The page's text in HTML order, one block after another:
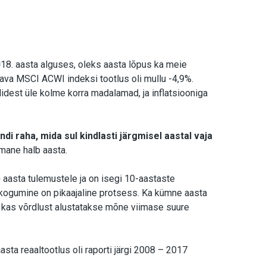
aasta alguses, oleks aasta lõpus ka meie
MSCI ACWI indeksi tootlus oli mullu -4,9%.
üle kolme korra madalamad, ja inflatsiooniga
raha, mida sul kindlasti järgmisel aastal vaja
halb aasta.
tulemustele ja on isegi 10-aastaste
on pikaajaline protsess. Ka kümne aasta
võrdlust alustatakse mõne viimase suure
reaaltootlus oli raporti järgi 2008 – 2017